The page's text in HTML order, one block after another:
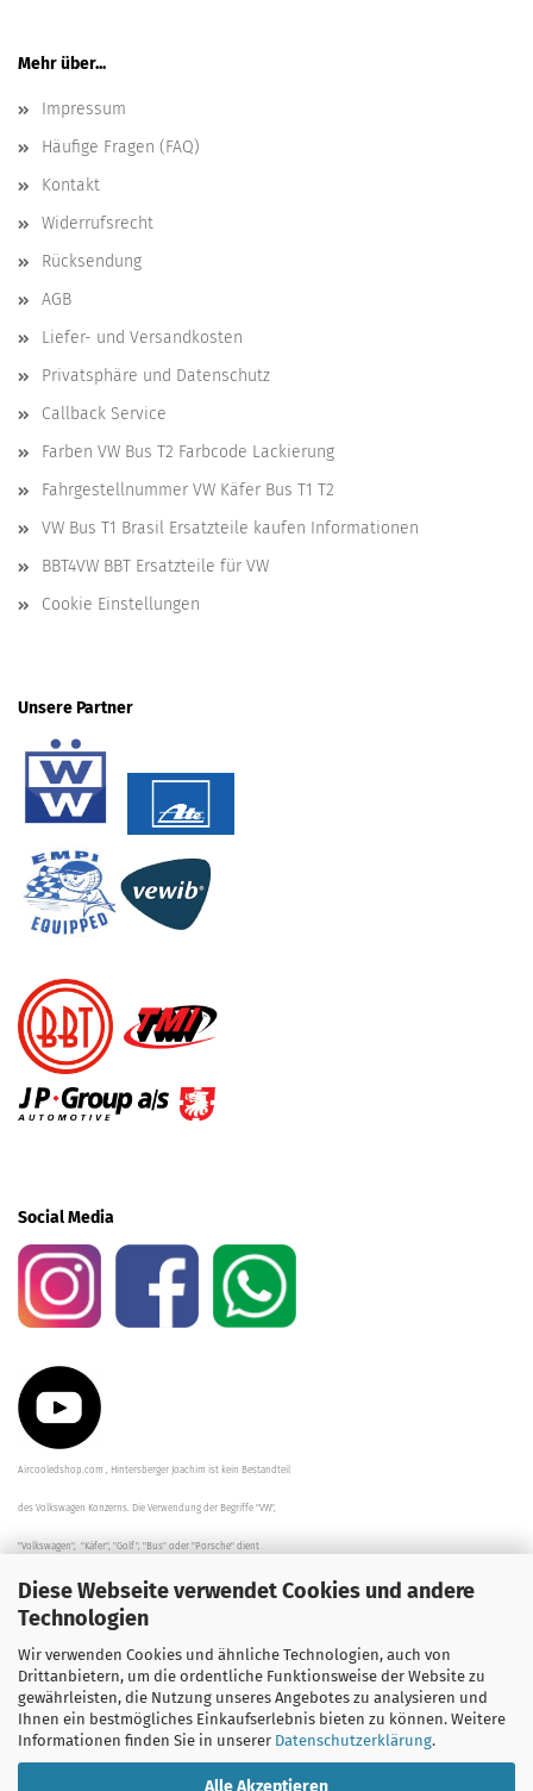
Diese Webseite verwendet Cookies und andere
Technologien
Wir verwenden Cookies und ähnliche Technologien, auch von
Drittanbietern, um die ordentliche Funktionsweise der Website zu
gewährleisten, die Nutzung unseres Angebotes zu analysieren und
Ihnen ein bestmögliches Einkaufserlebnis bieten zu können. Weitere
Informationen finden Sie in unserer Datenschutzerklärung.
Alle Akzeptieren
Mehr über...
Impressum
Häufige Fragen (FAQ)
Kontakt
Widerrufsrecht
Rücksendung
AGB
Liefer- und Versandkosten
Privatsphäre und Datenschutz
Callback Service
Farben VW Bus T2 Farbcode Lackierung
Fahrgestellnummer VW Käfer Bus T1 T2
VW Bus T1 Brasil Ersatzteile kaufen Informationen
BBT4VW BBT Ersatzteile für VW
Cookie Einstellungen
Unsere Partner
Social Media
Aircooledshop.com , Hintersberger Joachim ist kein Bestandteil
des Volkswagen Konzerns. Die Verwendung der Begriffe "VW",
"Volkswagen", "Käfer", "Golf", "Bus" oder "Porsche" dient
der Beschreibung der Teile und stellt in keinem Fall eine direkte
Verbindung zu dem Unternehmen "Volkswagen" her/da.
Die Beschreibungen, Zeichnungen und Angaben zur
Verwendung sind sorgfältig überprüft worden.